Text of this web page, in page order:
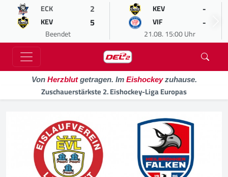
ECK 2
KEV 5
Beendet
KEV -
VIF -
21.08. 15:00 Uhr
Von Herzblutgetragen. Im Eishockeyzuhause.
Zuschauerstärkste 2. Eishockey-Liga Europas